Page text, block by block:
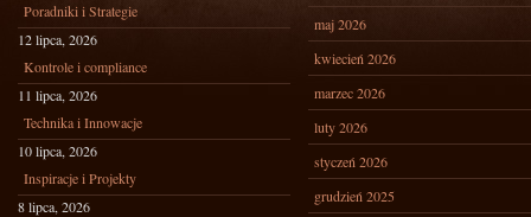
Poradniki i Strategie
12 lipca, 2026
Kontrole i compliance
11 lipca, 2026
Technika i Innowacje
10 lipca, 2026
Inspiracje i Projekty
8 lipca, 2026
maj 2026
kwiecień 2026
marzec 2026
luty 2026
styczeń 2026
grudzień 2025